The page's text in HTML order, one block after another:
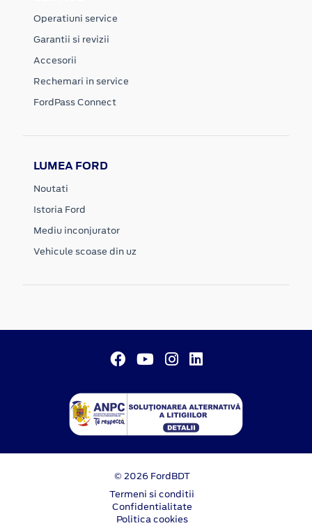
Operatiuni service
Garantii si revizii
Accesorii
Rechemari in service
FordPass Connect
LUMEA FORD
Noutati
Istoria Ford
Mediu inconjurator
Vehicule scoase din uz
© 2026 FordBDT
Termeni si conditii
Confidentialitate
Politica cookies